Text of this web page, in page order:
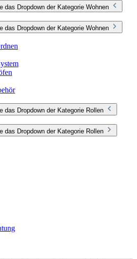
das Dropdown der Kategorie Wohnen
das Dropdown der Kategorie Wohnen
das Dropdown der Kategorie Rollen
das Dropdown der Kategorie Rollen